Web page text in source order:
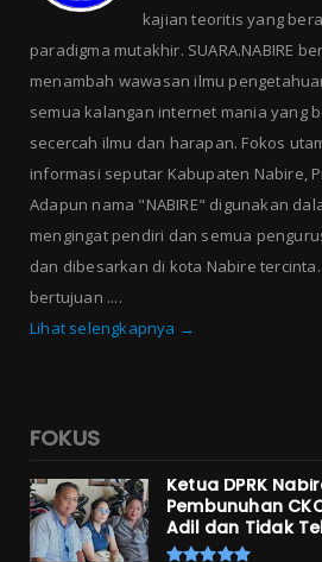
kajian teoritis yang
paradigma mutakhir. SUARA.NABIRE
menambah wawasan ilmu
semua kalangan internet mania yang
secercah ilmu dan harapan. Fokos
informasi seputar Kabupaten Nabire,
Adapun nama "NABIRE" digunakan
mengingat pendiri dan semua
dan dibesarkan di kota Nabire
bertujuan ....
Lihat selengkapnya →
FOKUS
Ketua DPRK
Pembunuhan
Adil dan Tidak